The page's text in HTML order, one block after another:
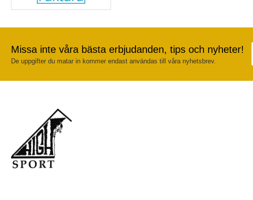
Missa inte våra bästa erbjudanden, tips och nyheter!
De uppgifter du matar in kommer endast användas till våra nyhetsbrev.